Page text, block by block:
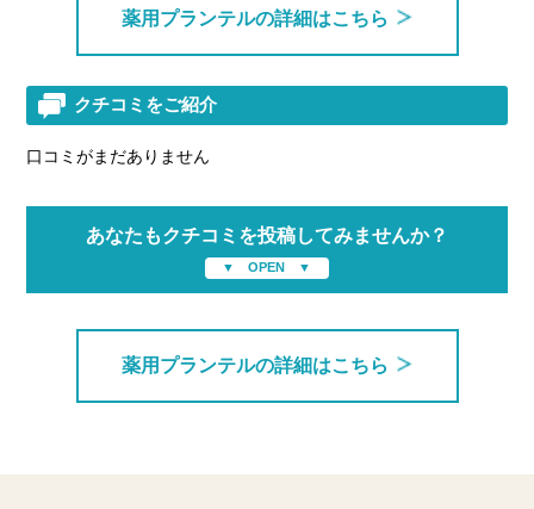
薬用プランテルの詳細はこちら
クチコミをご紹介
口コミがまだありません
あなたもクチコミを投稿してみませんか？
薬用プランテルの詳細はこちら